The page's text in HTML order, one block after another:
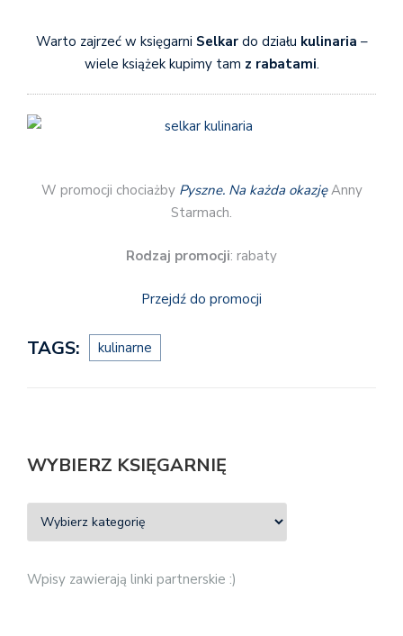
Warto zajrzeć w księgarni Selkardo działu kulinaria –
wiele książek kupimy tam z rabatami.
W promocji chociażby Pyszne. Na każda okazjęAnny
Starmach.
Rodzaj promocji: rabaty
Przejdź do promocji
TAGS: kulinarne
WYBIERZ KSIĘGARNIĘ
Wpisy zawierają linki partnerskie :)